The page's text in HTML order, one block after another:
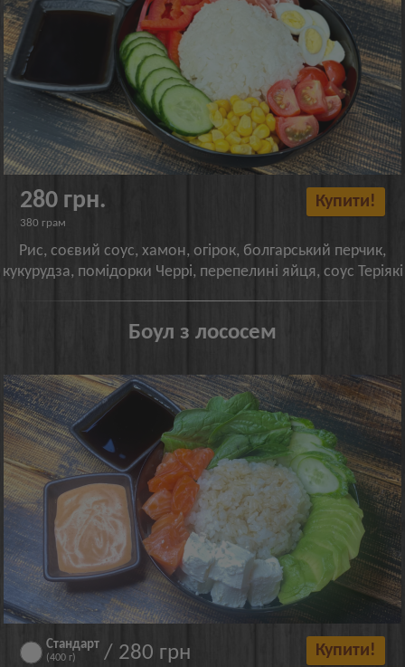
280 грн.
380 грам
Купити!
Рис, соєвий соус, хамон, огірок, болгарський перчик,
кукурудза, помідорки Черрі, перепелині яйця, соус Теріякі
Боул з лососем
Стандарт
(400 г) / 280 грн Купити!